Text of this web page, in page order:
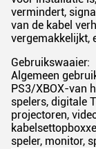
vermindert,
van de kabel
vergemakkelijkt,
Gebruikswaaier:
Algemeen
PS3/XBOX-van
spelers, digitale
projectoren,
speler, monitor,